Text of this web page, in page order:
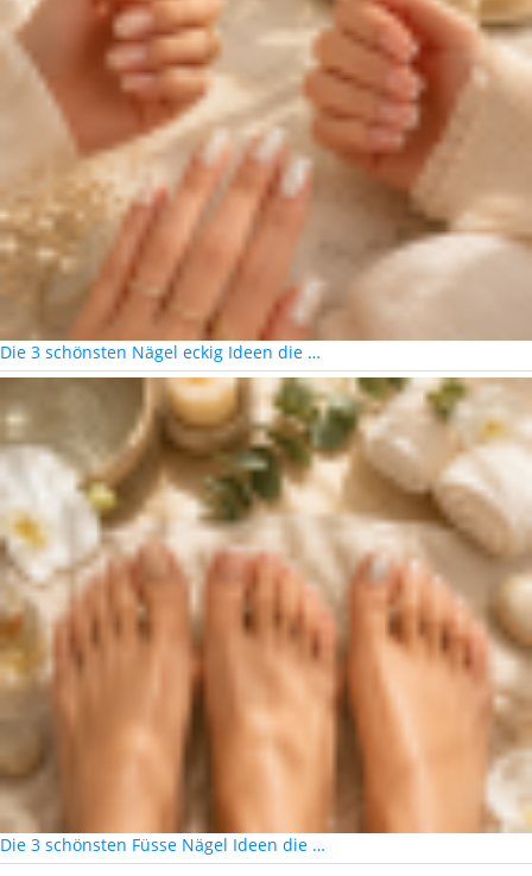
Die 3 schönsten Nägel eckig Ideen die …
Die 3 schönsten Füsse Nägel Ideen die …